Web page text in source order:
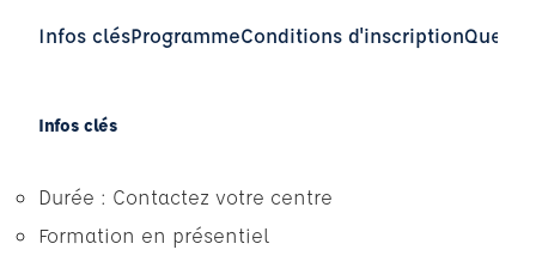
Infos clésProgrammeConditions d'inscription
Infos clés
Durée : Contactez votre centre
Formation en présentiel